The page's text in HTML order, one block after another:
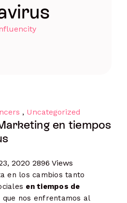
, Uncategorized
en tiempos
2020 2896 Views
en los cambios tanto
en tiempos de
que nos enfrentamos al